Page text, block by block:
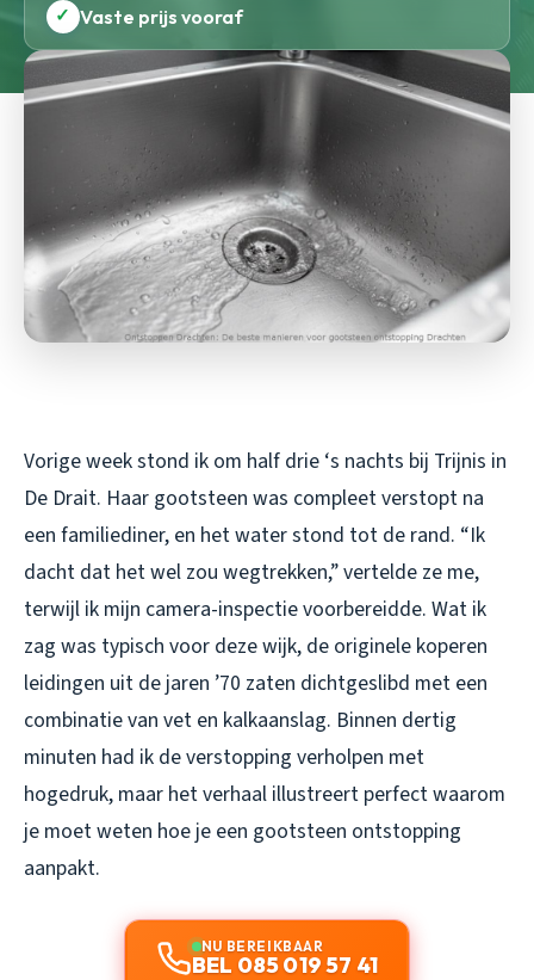
✓ Vaste prijs vooraf
Vorige week stond ik om half drie ‘s nachts bij Trijnis in
De Drait. Haar gootsteen was compleet verstopt na
een familiediner, en het water stond tot de rand. “Ik
dacht dat het wel zou wegtrekken,” vertelde ze me,
terwijl ik mijn camera-inspectie voorbereidde. Wat ik
zag was typisch voor deze wijk, de originele koperen
leidingen uit de jaren ’70 zaten dichtgeslibd met een
combinatie van vet en kalkaanslag. Binnen dertig
minuten had ik de verstopping verholpen met
hogedruk, maar het verhaal illustreert perfect waarom
je moet weten hoe je een gootsteen ontstopping
aanpakt.
NU BEREIKBAAR
BEL 085 019 57 41